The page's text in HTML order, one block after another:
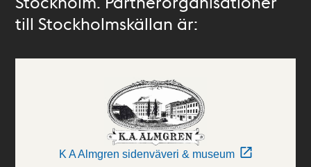
till Stockholmskällan är:
K A Almgren sidenväveri & museum